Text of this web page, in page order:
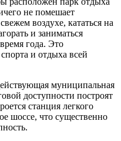
не помешает
воздухе, кататься на
и заниматься
года. Это
и отдыха всей
муниципальная
доступности построят
станция легкого
шоссе, что существенно